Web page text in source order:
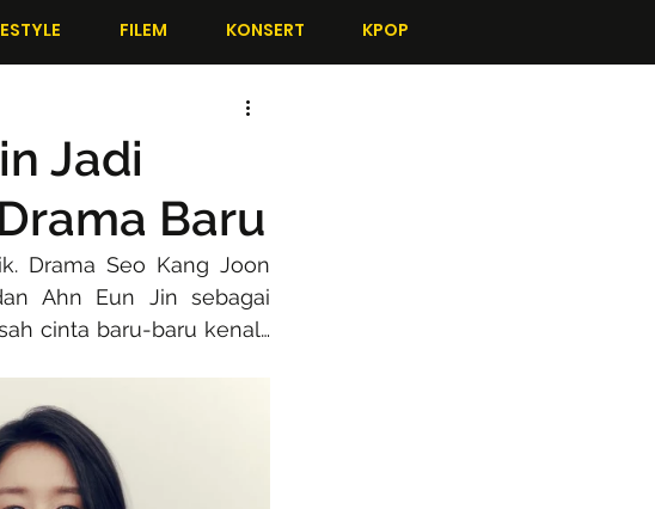
FILEM KONSERT KPOP
Jadi
Baru
Drama Seo Kang Joon
Ahn Eun Jin sebagai
cinta baru-baru kenal…